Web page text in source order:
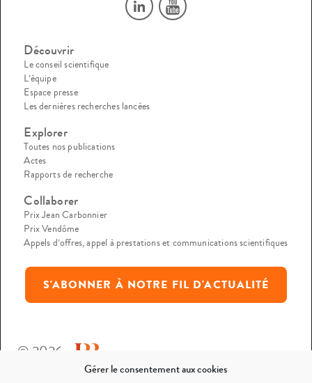
Gérer le consentement aux cookies
Découvrir
Le conseil scientifique
L’équipe
Espace presse
Les dernières recherches lancées
Explorer
Toutes nos publications
Actes
Rapports de recherche
Collaborer
Prix Jean Carbonnier
Prix Vendôme
Appels d’offres, appel à prestations et communications scientifiques
S'ABONNER À NOTRE FIL D'ACTUALITÉ
© 2026